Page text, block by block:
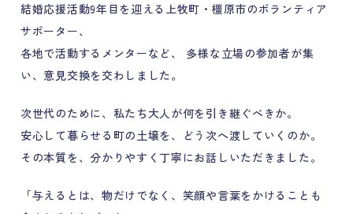
結婚応援活動9年目を迎える上牧町・橿原市のボランティア
サポーター、
各地で活動するメンターなど、 多様な立場の参加者が集
い、意見交換を交わしました。
次世代のために、私たち大人が何を引き継ぐべきか。
安心して暮らせる町の土壌を、どう次へ渡していくのか。
その本質を、分かりやすく丁寧にお話しいただきました。
「与えるとは、物だけでなく、笑顔や言葉をかけることも